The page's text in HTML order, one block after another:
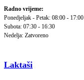
Radno vrijeme:
Ponedjeljak - Petak: 08:00 - 17:00
Subota: 07:30 - 16:30
Nedelja: Zatvoreno
Laktaši